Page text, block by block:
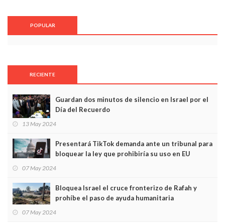
POPULAR
RECIENTE
Guardan dos minutos de silencio en Israel por el
Día del Recuerdo
13 May 2024
Presentará TikTok demanda ante un tribunal para
bloquear la ley que prohibiría su uso en EU
07 May 2024
Bloquea Israel el cruce fronterizo de Rafah y
prohíbe el paso de ayuda humanitaria
07 May 2024